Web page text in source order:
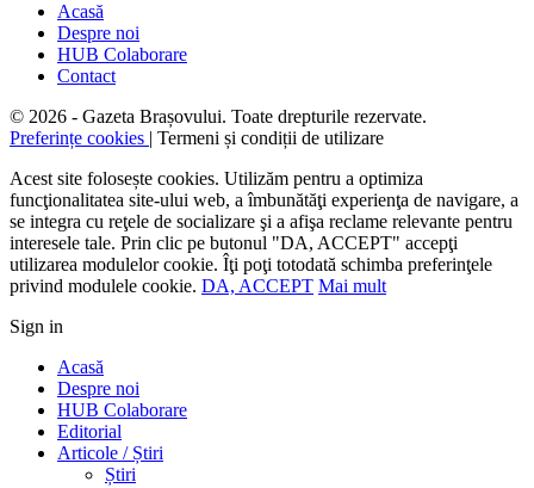
Acasă
Despre noi
HUB Colaborare
Contact
© 2026 - Gazeta Brașovului. Toate drepturile rezervate.
Preferințe cookies | Termeni și condiții de utilizare
Acest site folosește cookies. Utilizăm pentru a optimiza
funcţionalitatea site-ului web, a îmbunătăţi experienţa de navigare, a
se integra cu reţele de socializare şi a afişa reclame relevante pentru
interesele tale. Prin clic pe butonul "DA, ACCEPT" accepţi
utilizarea modulelor cookie. Îţi poţi totodată schimba preferinţele
privind modulele cookie. DA, ACCEPT Mai mult
Sign in
Acasă
Despre noi
HUB Colaborare
Editorial
Articole / Știri
Știri